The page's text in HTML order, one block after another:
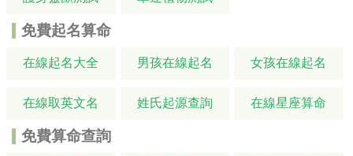
免費起名算命
在線起名大全 男孩在線起名 女孩在線起名
在線取英文名 姓氏起源查詢 在線星座算命
免費算命查詢